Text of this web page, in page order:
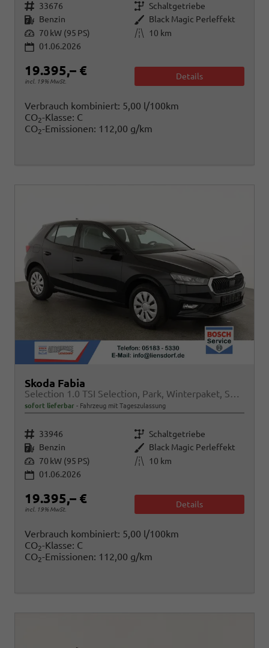
Fahrzeugnr. 33676 Getriebe Schaltgetriebe
Kraftstoff Benzin Außenfarbe Black Magic Perleffekt
Leistung 70 kW (95 PS) Kilometerstand
10 km
01.06.2026
19.395,– €
incl. 19% MwSt.
Details
Verbrauch kombiniert: 5,00 l/100km
CO2-Klasse: C
CO2-Emissionen: 112,00 g/km
Skoda Fabia
Selection 1.0 TSI Selection, Park, Winterpaket, SmartLink, 4 J.-Garantie
sofort lieferbar Fahrzeug mit Tageszulassung
Fahrzeugnr. 33946 Getriebe Schaltgetriebe
Kraftstoff Benzin Außenfarbe Black Magic Perleffekt
Leistung 70 kW (95 PS) Kilometerstand
10 km
01.06.2026
19.395,– €
incl. 19% MwSt.
Details
Verbrauch kombiniert: 5,00 l/100km
CO2-Klasse: C
CO2-Emissionen: 112,00 g/km